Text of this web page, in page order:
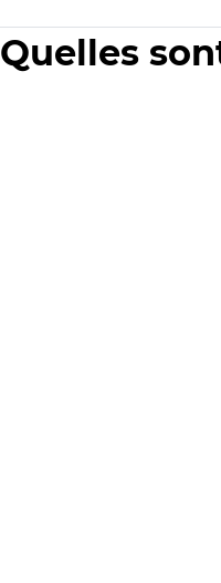
Quelles